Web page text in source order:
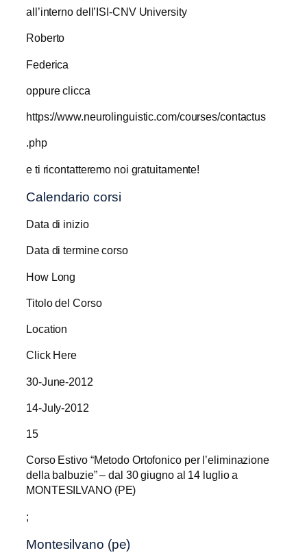
all’interno dell’ISI-CNV University
Roberto
Federica
oppure clicca
https://www.neurolinguistic.com/courses/contactus
.php
e ti ricontatteremo noi gratuitamente!
Calendario corsi
Data di inizio
Data di termine corso
How Long
Titolo del Corso
Location
Click Here
30-June-2012
14-July-2012
15
Corso Estivo “Metodo Ortofonico per l’eliminazione
della balbuzie” – dal 30 giugno al 14 luglio a
MONTESILVANO (PE)
;
Montesilvano (pe)